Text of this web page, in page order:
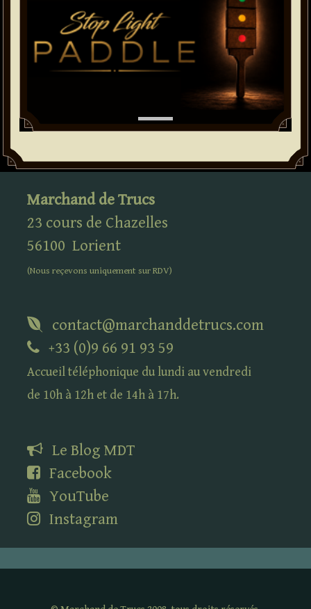
Marchand de Trucs
23 cours de Chazelles
56100 Lorient
(Nous reçevons uniquement surRDV)
contact@marchanddetrucs.com
+33 (0)9 66 91 93 59
Accueil téléphonique du lundi au vendredi
de 10h à 12h et de 14h à 17h.
Le Blog MDT
Facebook
YouTube
Instagram